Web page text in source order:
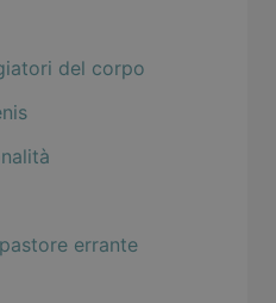
del corpo
errante